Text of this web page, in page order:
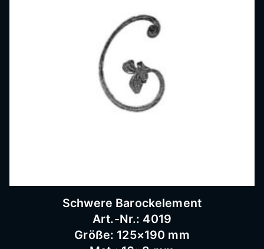
Schwere Barockelement
Art.-Nr.: 4019
Größe: 125×190 mm